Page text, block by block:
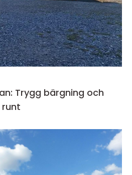
Trygg bärgning och